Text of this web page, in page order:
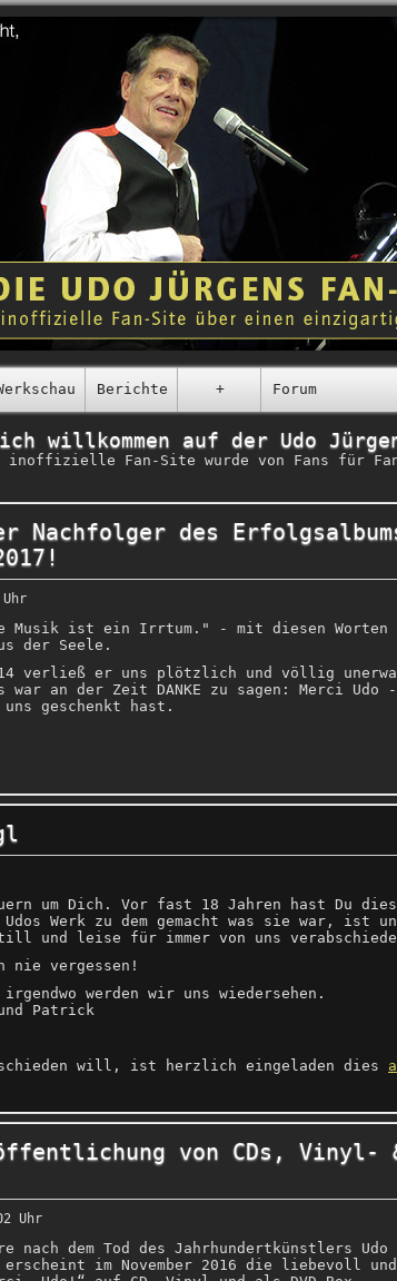
Berichte + Forum
willkommen auf der Udo
inoffizielle Fan-Site wurde von Fans für
Nachfolger des
Musik ist ein Irrtum." - mit diesen Worten
der Seele.
verließ er uns plötzlich und völlig
war an der Zeit DANKE zu sagen: Merci
geschenkt hast.
um Dich. Vor fast 18 Jahren hast Du
Udos Werk zu dem gemacht was sie war,
und leise für immer von uns
nie vergessen!
irgendwo werden wir uns wiedersehen.
Patrick
will, ist herzlich eingeladen dies
von CDs, Vinyl- &
Uhr
nach dem Tod des Jahrhundertkünstlers
im November 2016 die liebevoll und